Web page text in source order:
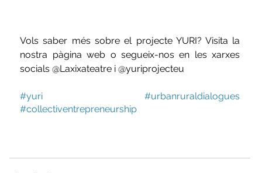
Vols saber més sobre el projecte YURI? Visita la
nostra pàgina web o segueix-nos en les xarxes
socials @Laxixateatre i @yuriprojecteu
#yuri
#urbanruraldialogues
#collectiventrepreneurship